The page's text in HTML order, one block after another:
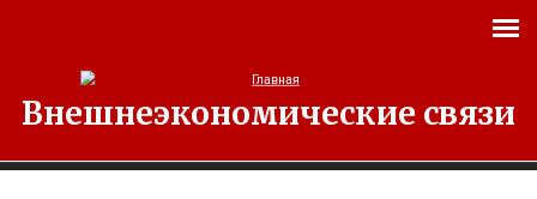
Внешнеэкономические связи